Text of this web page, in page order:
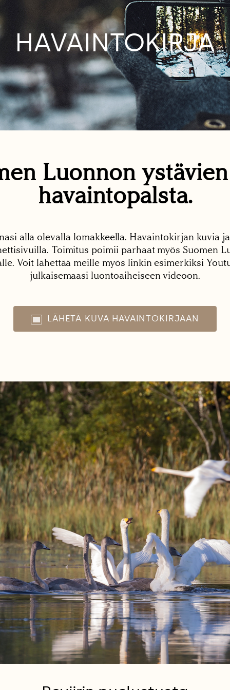
HAVAINTOKIRJA
Luonnon
havaintopalsta.
alla olevalla lomakkeella. Havaintokirjan kuvia
Toimitus poimii parhaat myös Suomen
Voit lähettää meille myös linkin esimerkiksi
julkaisemaasi luontoaiheiseen videoon.
LÄHETÄ KUVA HAVAINTOKIRJAAN